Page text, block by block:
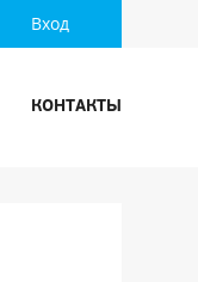
Вход
КОНТАКТЫ